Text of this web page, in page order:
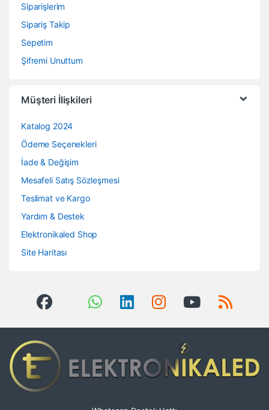
Siparişlerim
Sipariş Takip
Sepetim
Şifremi Unuttum
Müşteri İlişkileri
Katalog 2024
Ödeme Seçenekleri
İade & Değişim
Mesafeli Satış Sözleşmesi
Teslimat ve Kargo
Yardım & Destek
Elektronikaled Shop
Site Haritası